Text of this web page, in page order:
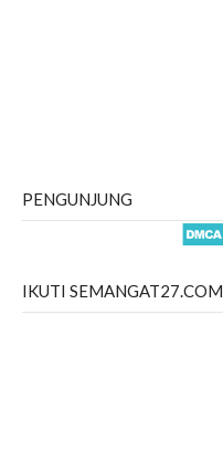
PENGUNJUNG
IKUTI SEMANGAT27.COM